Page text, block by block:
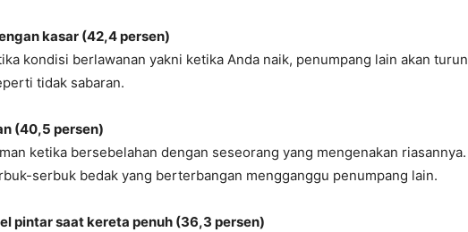
kasar (42,4 persen)
kondisi berlawanan yakni ketika Anda naik, penumpang lain akan turun
tidak sabaran.
(40,5 persen)
ketika bersebelahan dengan seseorang yang mengenakan riasannya.
serbuk bedak yang berterbangan mengganggu penumpang lain.
pintar saat kereta penuh (36,3 persen)